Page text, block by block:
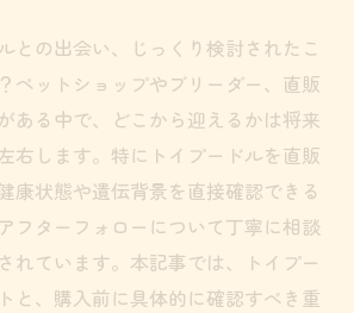
との出会い、じっくり検討されたこ
ペットショップやブリーダー、直販
ある中で、どこから迎えるかは将来
右します。特にトイプードルを直販
康状態や遺伝背景を直接確認できる
フターフォローについて丁寧に相談
れています。本記事では、トイプー
と、購入前に具体的に確認すべき重